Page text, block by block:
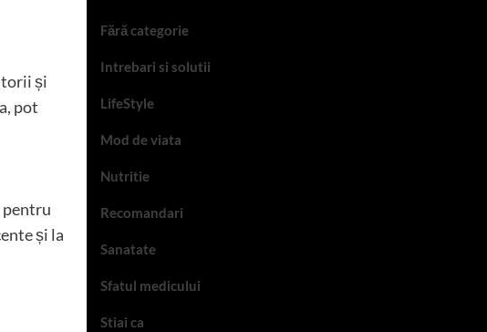
și
pot
pentru
și la
Fără categorie
Intrebari si solutii
LifeStyle
Mod de viata
Nutritie
Recomandari
Sanatate
Sfatul medicului
Stiai ca